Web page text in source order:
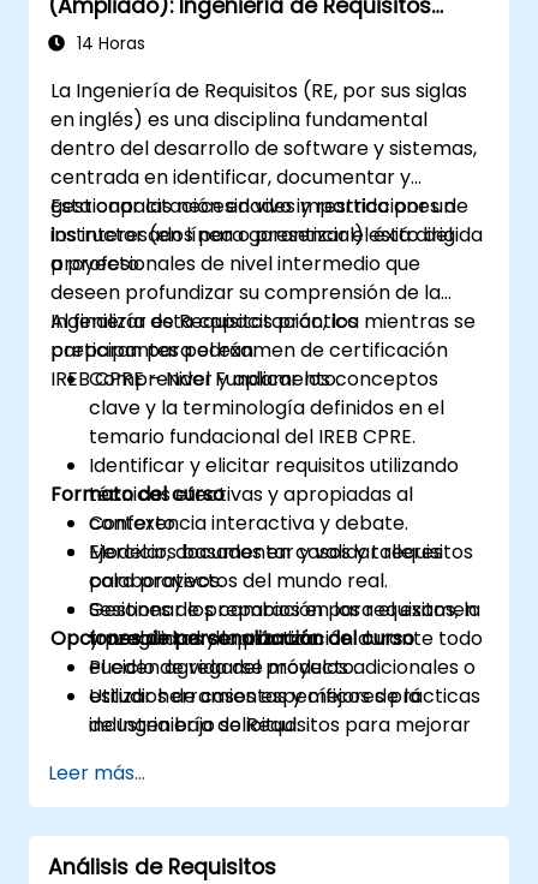
Práctica y Preparación para la
Certificación
14 Horas
La Ingeniería de Requisitos (RE, por sus siglas
en inglés) es una disciplina fundamental
dentro del desarrollo de software y sistemas,
centrada en identificar, documentar y
gestionar las necesidades y restricciones de
los interesados para garantizar el éxito del
proyecto.
Esta capacitación en vivo impartida por un
instructor (en línea o presencial) está dirigida
a profesionales de nivel intermedio que
deseen profundizar su comprensión de la
Ingeniería de Requisitos práctica mientras se
preparan para el examen de certificación
IREB CPRE – Nivel Fundamento.
Al finalizar esta capacitación, los
participantes podrán:
Comprender y aplicar los conceptos
clave y la terminología definidos en el
temario fundacional del IREB CPRE.
Identificar y elicitar requisitos utilizando
técnicas efectivas y apropiadas al
contexto.
Modelar, documentar y validar requisitos
para proyectos del mundo real.
Gestionar los cambios en los requisitos, la
trazabilidad y la priorización durante todo
el ciclo de vida del proyecto.
Utilizar herramientas y mejores prácticas
de Ingeniería de Requisitos para mejorar
proyecto.
Estar plenamente preparados para
presentarse y aprobar el examen de
certificación IREB CPRE – Nivel
Formato del curso
Conferencia interactiva y debate.
Ejercicios basados en casos y talleres
colaborativos.
Sesiones de preparación para el examen
y preguntas de práctica.
Opciones de personalización del curso
Pueden agregarse módulos adicionales o
estudios de casos específicos de la
industria bajo solicitud.
Leer más...
Análisis de Requisitos